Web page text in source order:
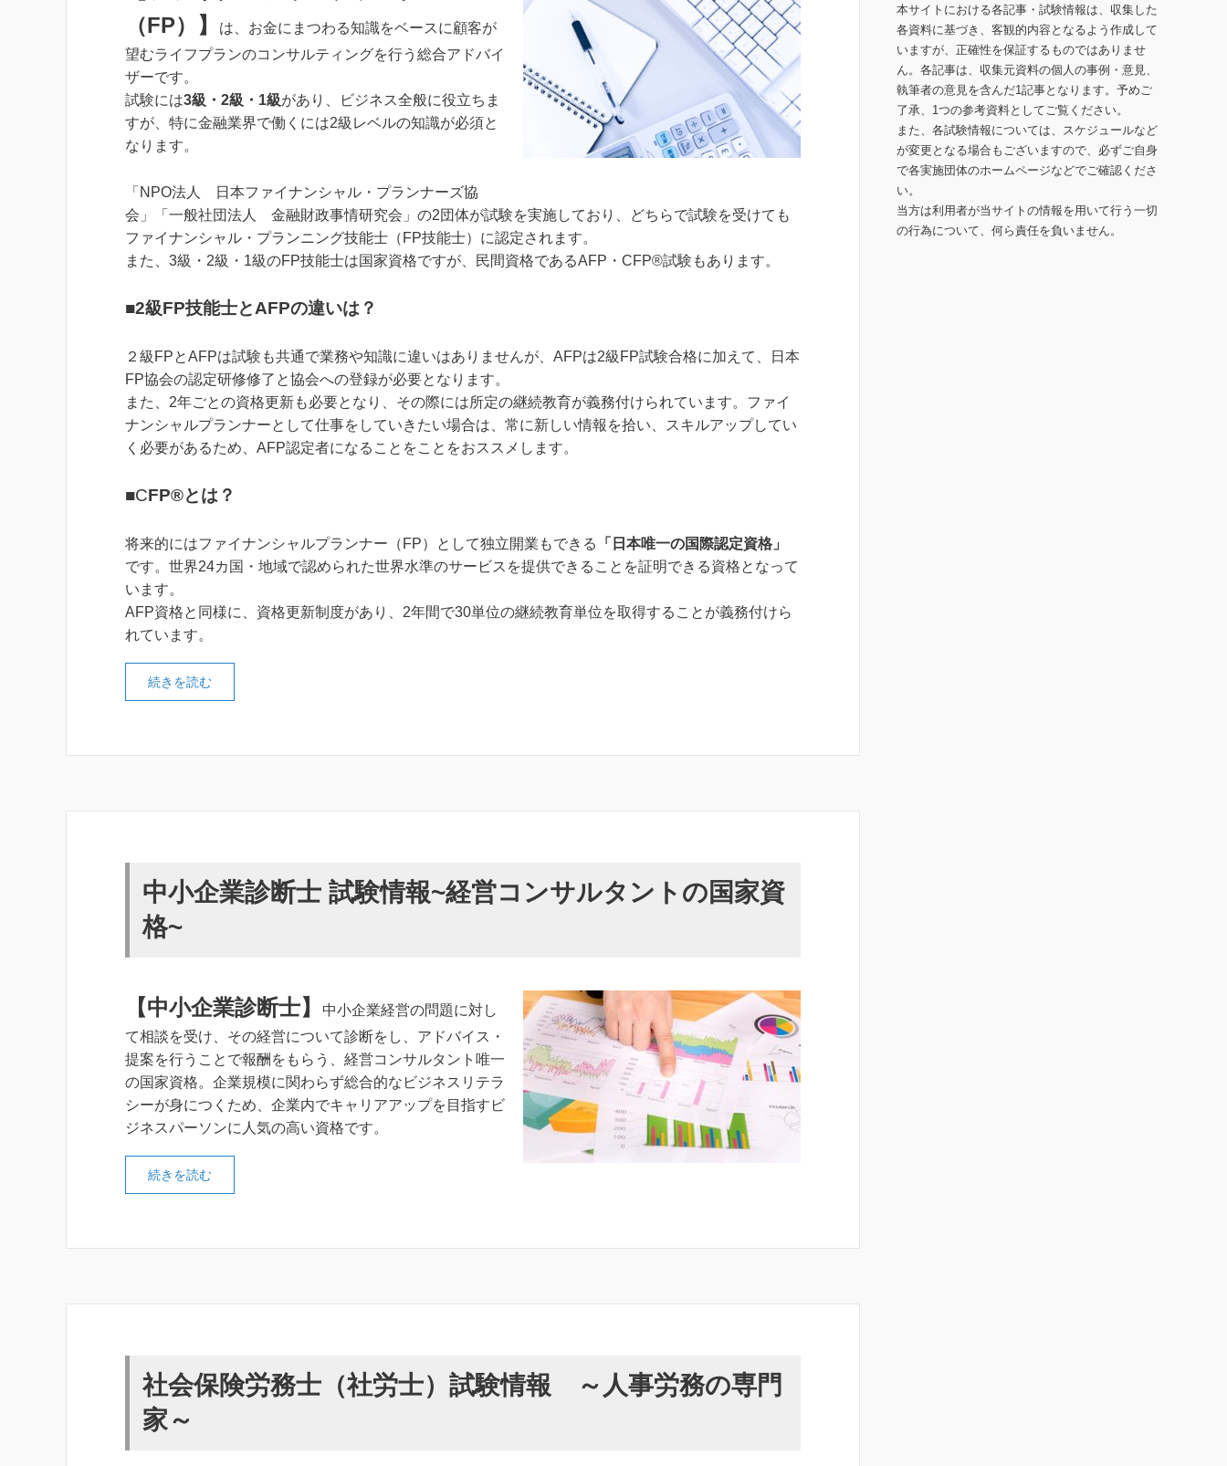
（FP）】
は、お金にまつわる知識をベースに顧客が
望むライフプランのコンサルティングを行う総合アドバイ
ザーです。
試験には3級・2級・1級があり、ビジネス全般に役立ちま
すが、特に金融業界で働くには2級レベルの知識が必須と
なります。
「NPO法人 日本ファイナンシャル・プランナーズ協
会」「一般社団法人 金融財政事情研究会」の2団体が試験を実施しており、どちらで試験を受けても
ファイナンシャル・プランニング技能士（FP技能士）に認定されます。
また、3級・2級・1級のFP技能士は国家資格ですが、民間資格であるAFP・CFP®試験もあります。
■2級FP技能士とAFPの違いは？
２級FPとAFPは試験も共通で業務や知識に違いはありませんが、AFPは2級FP試験合格に加えて、日本
FP協会の認定研修修了と協会への登録が必要となります。
また、2年ごとの資格更新も必要となり、その際には所定の継続教育が義務付けられています。ファイ
ナンシャルプランナーとして仕事をしていきたい場合は、常に新しい情報を拾い、スキルアップしてい
く必要があるため、AFP認定者になることをことをおススメします。
■CFP®とは？
将来的にはファイナンシャルプランナー（FP）として独立開業もできる
「日本唯一の国際認定資格」
です。世界24カ国・地域で認められた世界水準のサービスを提供できることを証明できる資格となって
います。
AFP資格と同様に、資格更新制度があり、2年間で30単位の継続教育単位を取得することが義務付けら
れています。
続きを読む
中小企業診断士 試験情報~経営コンサルタントの国家資
格~
【中小企業診断士】
中小企業経営の問題に対し
て相談を受け、その経営について診断をし、アドバイス・
提案を行うことで報酬をもらう、経営コンサルタント唯一
の国家資格。企業規模に関わらず総合的なビジネスリテラ
シーが身につくため、企業内でキャリアアップを目指すビ
ジネスパーソンに人気の高い資格です。
続きを読む
社会保険労務士（社労士）試験情報 ～人事労務の専門
家～
本サイトにおける各記事・試験情報は、収集した
各資料に基づき、客観的内容となるよう作成して
いますが、正確性を保証するものではありませ
ん。各記事は、収集元資料の個人の事例・意見、
執筆者の意見を含んだ1記事となります。予めご
了承、1つの参考資料としてご覧ください。
また、各試験情報については、スケジュールなど
が変更となる場合もございますので、必ずご自身
で各実施団体のホームページなどでご確認くださ
い。
当方は利用者が当サイトの情報を用いて行う一切
の行為について、何ら責任を負いません。